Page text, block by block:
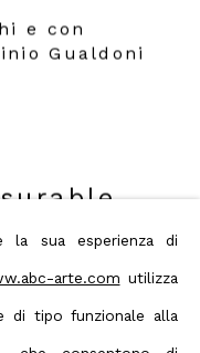
e con
Gualdoni
T.
la sua esperienza di
arte.com utilizza
di tipo funzionale alla